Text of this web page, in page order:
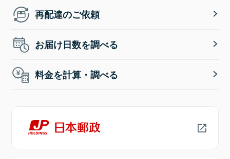
再配達のご依頼
お届け日数を調べる
料金を計算・調べる